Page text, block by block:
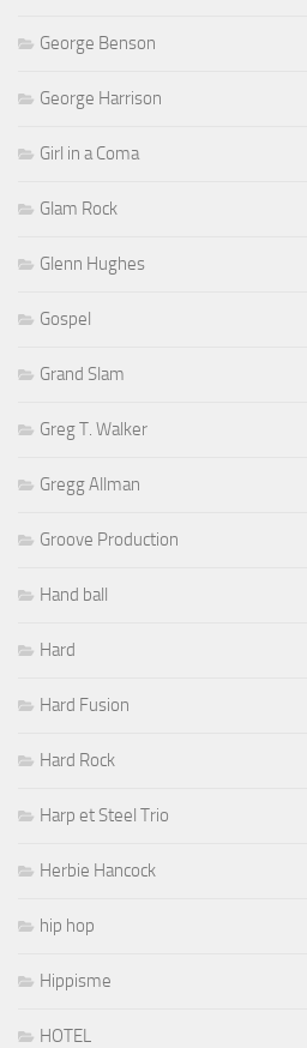
George Benson
George Harrison
Girl in a Coma
Glam Rock
Glenn Hughes
Gospel
Grand Slam
Greg T. Walker
Gregg Allman
Groove Production
Hand ball
Hard
Hard Fusion
Hard Rock
Harp et Steel Trio
Herbie Hancock
hip hop
Hippisme
HOTEL